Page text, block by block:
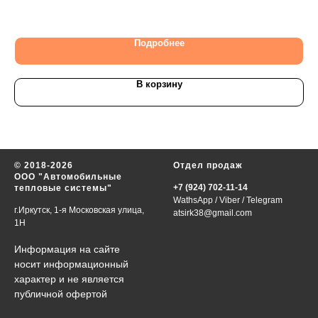
Подробнее
В корзину
© 2018-2026
ООО "Автомобильные
тепловые системы"
г.Иркутск, 1-я Московская улица,
1Н
Информация на сайте
носит информационный
характер и не является
публичной офертой
Отдел продаж
+7 (924) 702-11-14
WathsApp /Viber /Telegram
atsirk38@gmail.com